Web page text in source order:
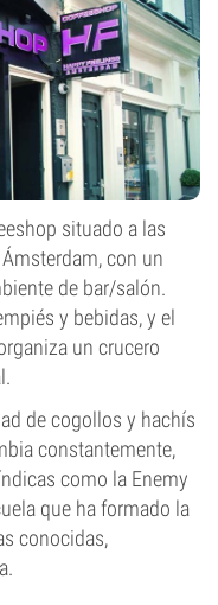
situado a las
con un
de bar/salón.
y bebidas, y el
un crucero
de cogollos y hachís
constantemente,
como la Enemy
que ha formado la
conocidas,